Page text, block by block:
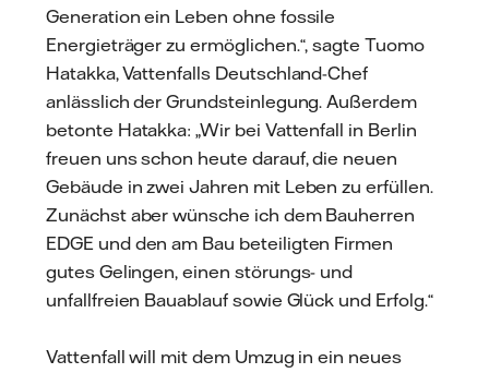
Generation ein Leben ohne fossile
Energieträger zu ermöglichen.“, sagte Tuomo
Hatakka, Vattenfalls Deutschland-Chef
anlässlich der Grundsteinlegung. Außerdem
betonte Hatakka: „Wir bei Vattenfall in Berlin
freuen uns schon heute darauf, die neuen
Gebäude in zwei Jahren mit Leben zu erfüllen.
Zunächst aber wünsche ich dem Bauherren
EDGE und den am Bau beteiligten Firmen
gutes Gelingen, einen störungs- und
unfallfreien Bauablauf sowie Glück und Erfolg.“
Vattenfall will mit dem Umzug in ein neues